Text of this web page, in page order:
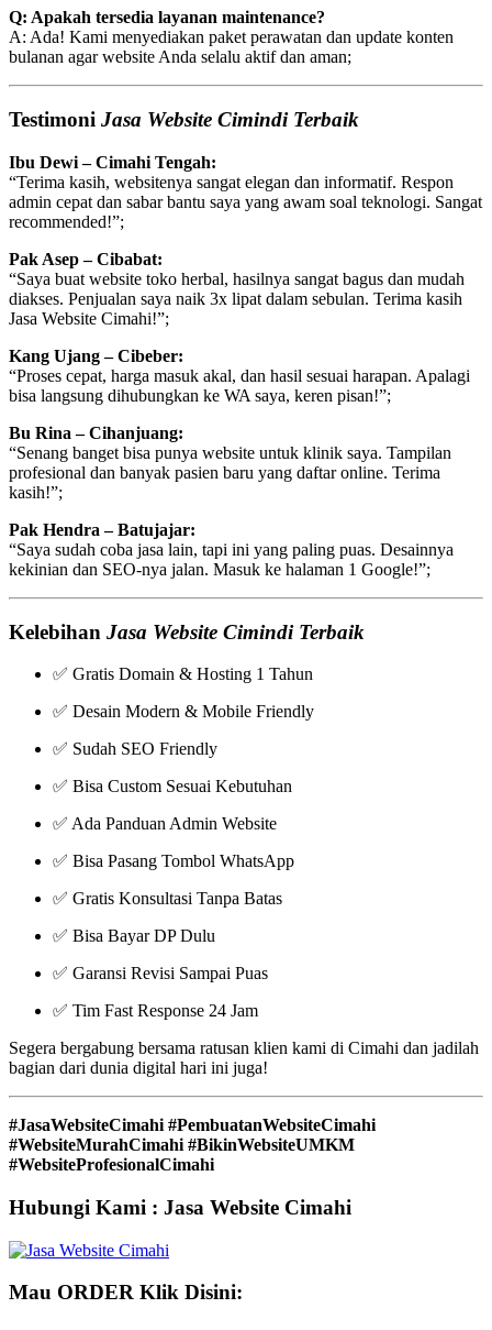
Q: Apakah tersedia layanan maintenance?
A: Ada! Kami menyediakan paket perawatan dan update konten
bulanan agar website Anda selalu aktif dan aman;
Testimoni Jasa Website Cimindi Terbaik
Ibu Dewi – Cimahi Tengah:
“Terima kasih, websitenya sangat elegan dan informatif. Respon
admin cepat dan sabar bantu saya yang awam soal teknologi. Sangat
recommended!”;
Pak Asep – Cibabat:
“Saya buat website toko herbal, hasilnya sangat bagus dan mudah
diakses. Penjualan saya naik 3x lipat dalam sebulan. Terima kasih
Jasa Website Cimahi!”;
Kang Ujang – Cibeber:
“Proses cepat, harga masuk akal, dan hasil sesuai harapan. Apalagi
bisa langsung dihubungkan ke WA saya, keren pisan!”;
Bu Rina – Cihanjuang:
“Senang banget bisa punya website untuk klinik saya. Tampilan
profesional dan banyak pasien baru yang daftar online. Terima
kasih!”;
Pak Hendra – Batujajar:
“Saya sudah coba jasa lain, tapi ini yang paling puas. Desainnya
kekinian dan SEO-nya jalan. Masuk ke halaman 1 Google!”;
Kelebihan Jasa Website Cimindi Terbaik
✅ Gratis Domain & Hosting 1 Tahun
✅ Desain Modern & Mobile Friendly
✅ Sudah SEO Friendly
✅ Bisa Custom Sesuai Kebutuhan
✅ Ada Panduan Admin Website
✅ Bisa Pasang Tombol WhatsApp
✅ Gratis Konsultasi Tanpa Batas
✅ Bisa Bayar DP Dulu
✅ Garansi Revisi Sampai Puas
✅ Tim Fast Response 24 Jam
Segera bergabung bersama ratusan klien kami di Cimahi dan jadilah
bagian dari dunia digital hari ini juga!
#JasaWebsiteCimahi #PembuatanWebsiteCimahi
#WebsiteMurahCimahi #BikinWebsiteUMKM
#WebsiteProfesionalCimahi
Hubungi Kami : Jasa Website Cimahi
Mau ORDER Klik Disini: